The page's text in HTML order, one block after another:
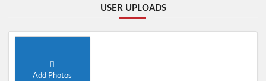
USER UPLOADS
Add Photos